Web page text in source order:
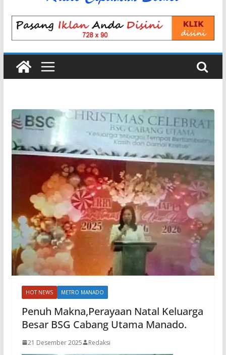
HOT NEWS METRO MANADO
Penuh Makna,Perayaan Natal Keluarga
Besar BSG Cabang Utama Manado.
21 Desember 2025 Redaksi